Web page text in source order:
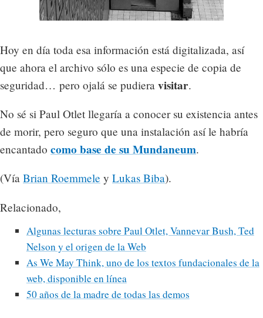
Hoy en día toda esa información está digitalizada, así
que ahora el archivo sólo es una especie de copia de
seguridad… pero ojalá se pudiera visitar.
No sé si Paul Otlet llegaría a conocer su existencia antes
de morir, pero seguro que una instalación así le habría
encantado como base de su Mundaneum.
(Vía Brian Roemmele y Lukas Biba).
Relacionado,
Algunas lecturas sobre Paul Otlet, Vannevar Bush, Ted
Nelson y el origen de la Web
As We May Think, uno de los textos fundacionales de la
web, disponible en línea
50 años de la madre de todas las demos